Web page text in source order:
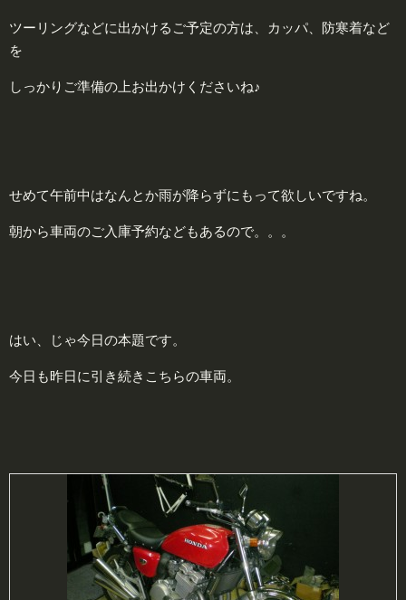
ツーリングなどに出かけるご予定の方は、カッパ、防寒着など
を
しっかりご準備の上お出かけくださいね♪
せめて午前中はなんとか雨が降らずにもって欲しいですね。
朝から車両のご入庫予約などもあるので。。。
はい、じゃ今日の本題です。
今日も昨日に引き続きこちらの車両。